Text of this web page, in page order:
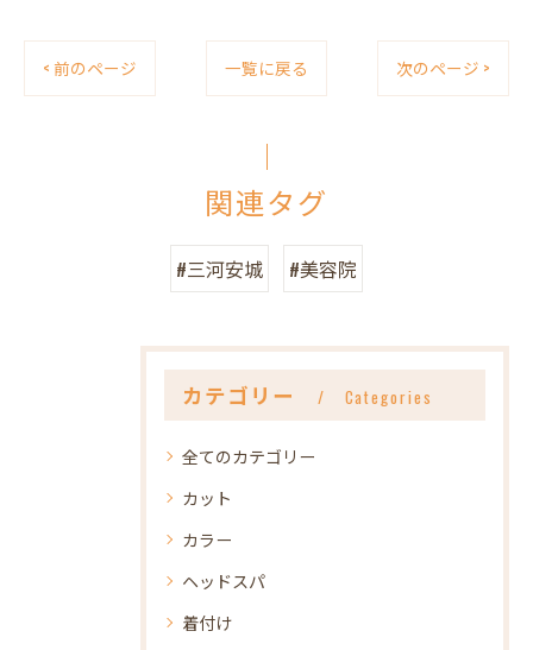
< 前のページ 一覧に戻る 次のページ >
関連タグ
#三河安城 #美容院
カテゴリー Categories
全てのカテゴリー
カット
カラー
ヘッドスパ
着付け